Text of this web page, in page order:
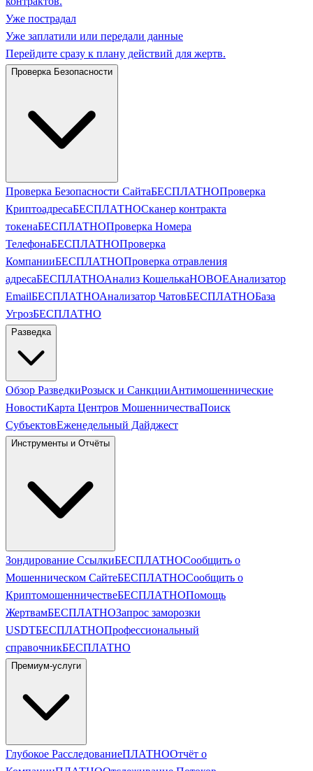
Уже пострадал
Уже заплатили или передали данные
Перейдите сразу к плану действий для жертв.
Проверка Безопасности
Проверка Безопасности СайтаБЕСПЛАТНОПроверка
КриптоадресаБЕСПЛАТНОСканер контракта
токенаБЕСПЛАТНОПроверка Номера
ТелефонаБЕСПЛАТНОПроверка
КомпанииБЕСПЛАТНОПроверка отравления
адресаБЕСПЛАТНОАнализ КошелькаНОВОЕАнализатор
EmailБЕСПЛАТНОАнализатор ЧатовБЕСПЛАТНОБаза
УгрозБЕСПЛАТНО
Разведка
Обзор РазведкиРозыск и СанкцииАнтимошеннические
НовостиКарта Центров МошенничестваПоиск
СубъектовЕженедельный Дайджест
Инструменты и Отчёты
Зондирование СсылкиБЕСПЛАТНОСообщить о
Мошенническом СайтеБЕСПЛАТНОСообщить о
КриптомошенничествеБЕСПЛАТНОПомощь
ЖертвамБЕСПЛАТНОЗапрос заморозки
USDTБЕСПЛАТНОПрофессиональный
справочникБЕСПЛАТНО
Премиум-услуги
Глубокое РасследованиеПЛАТНООтчёт о